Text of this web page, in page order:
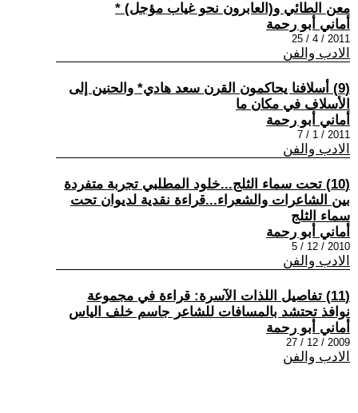
معن الطائي و(العابرون نحو غياب مؤجل) *
أماني أبو رحمة
2011 / 4 / 25
الادب والفن
(9) أسلافنا يحاكمون القرن سعد هادي* والحنين إلى
الأسلاف في مكان ما
أماني أبو رحمة
2011 / 1 / 7
الادب والفن
(10) تحت سماء الثلج...خلود المطلبي تجربة متفردة
بين الشاعرات والشعراء...قراءة نقدية لديوان تحت
سماء الثلج
أماني أبو رحمة
2010 / 12 / 5
الادب والفن
(11) تفاصيل اللذات الآسرة: قراءة في مجموعة
نوافذ تحتشد بالمسافات للشاعر جاسم خلف الياس
أماني أبو رحمة
2009 / 12 / 27
الادب والفن